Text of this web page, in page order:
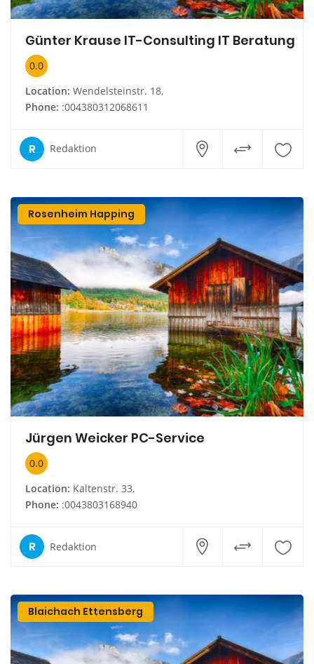
Günter Krause IT-Consulting IT Beratung
0.0
Location: Wendelsteinstr. 18,
Phone: :004380312068611
R Redaktion
Rosenheim Happing
Jürgen Weicker PC-Service
0.0
Location: Kaltenstr. 33,
Phone: :0043803168940
R Redaktion
Blaichach Ettensberg